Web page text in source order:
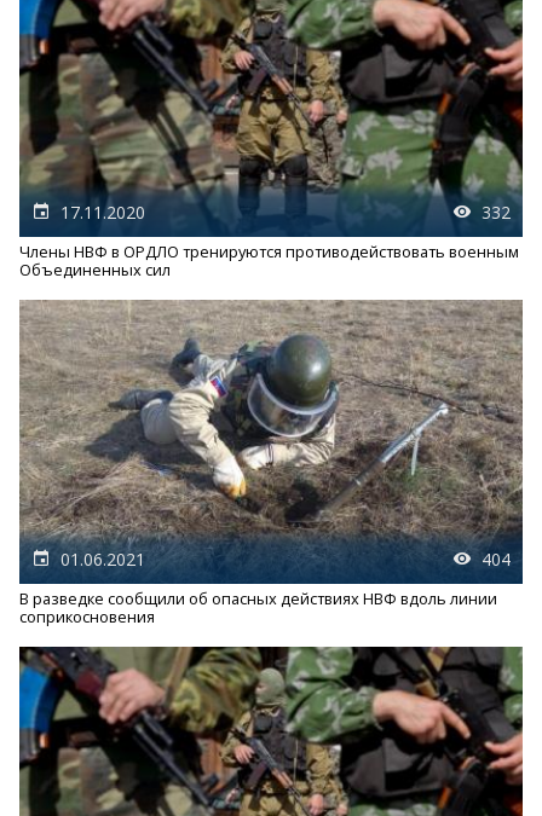
17.11.2020 332
Члены НВФ в ОРДЛО тренируются противодействовать военным
Объединенных сил
01.06.2021 404
В разведке сообщили об опасных действиях НВФ вдоль линии
соприкосновения